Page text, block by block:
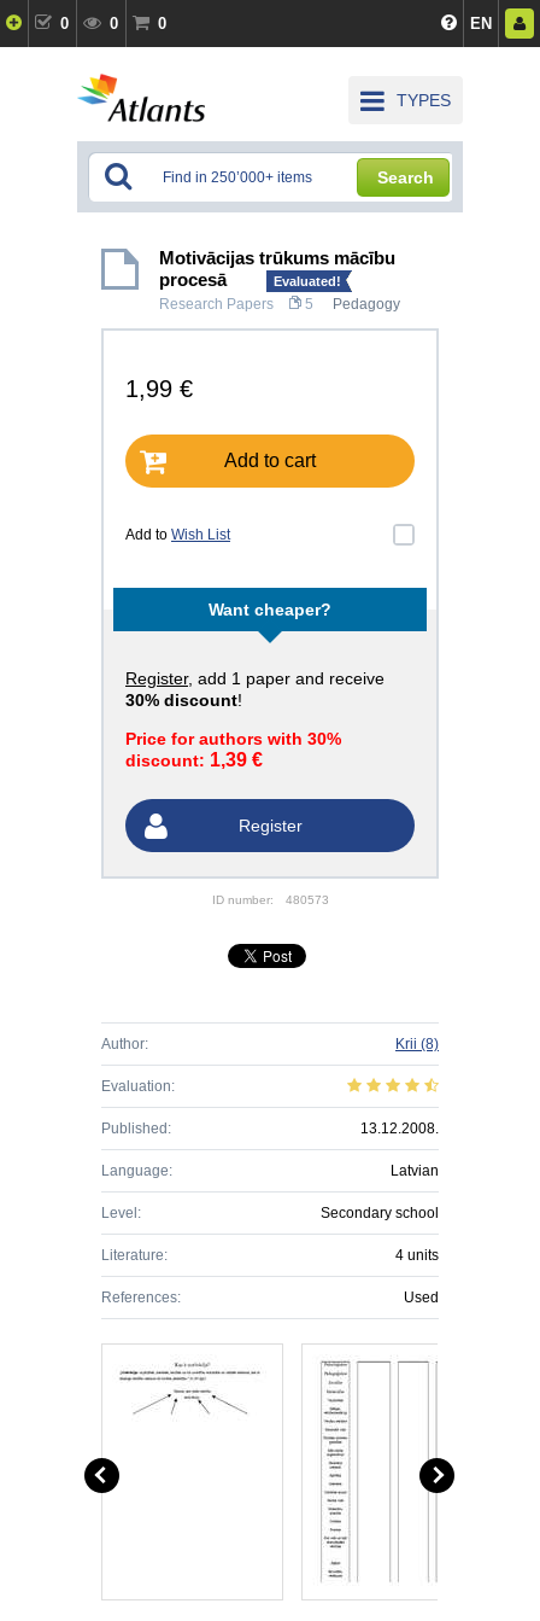
0 0 0 EN
TYPES
Search
Motivācijas trūkums mācību
procesā
Evaluated!
Research Papers 5 Pedagogy
1,99 €
Add to cart
Add to Wish List
Want cheaper?
Register, add 1 paper and receive
30% discount!
Price for authors with 30%
discount: 1,39 €
Register
ID number: 480573
Author: Krii (8)
Evaluation:
Published: 13.12.2008.
Language: Latvian
Level: Secondary school
Literature: 4 units
References: Used